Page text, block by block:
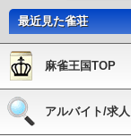
最近見た雀荘
麻雀王国TOP
アルバイト/求人